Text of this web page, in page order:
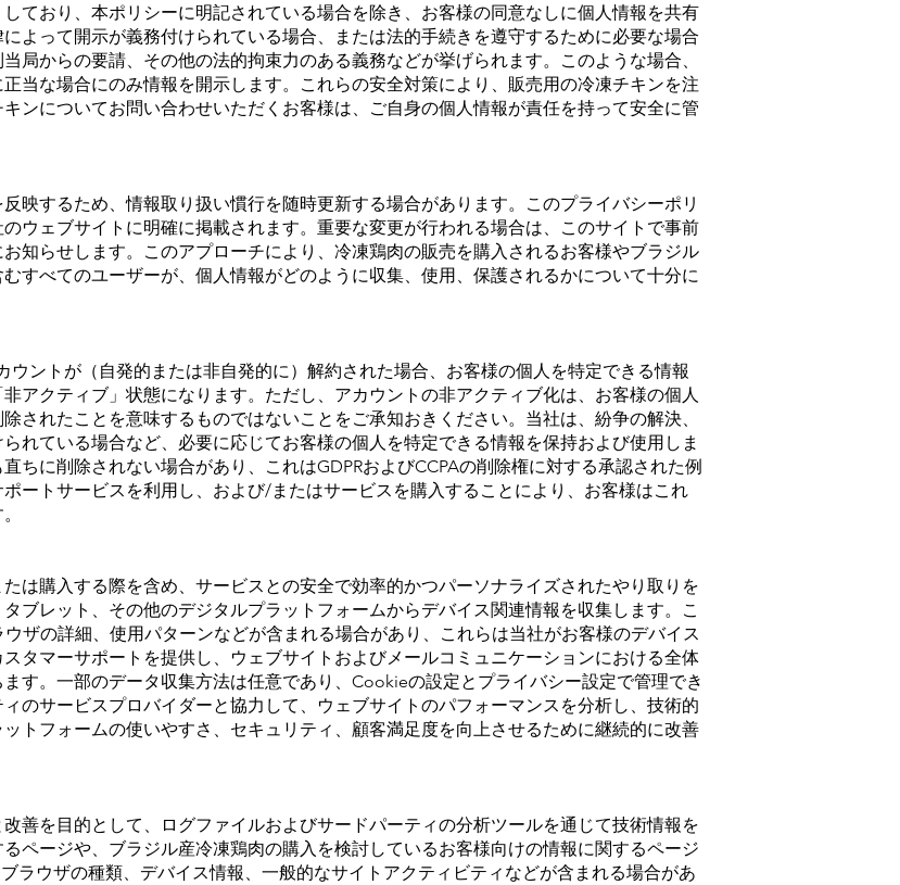
ており、本ポリシーに明記されている場合を除き、お客様の同意なしに個人情報を共有
よって開示が義務付けられている場合、または法的手続きを遵守するために必要な場合
局からの要請、その他の法的拘束力のある義務などが挙げられます。このような場合、
当な場合にのみ情報を開示します。これらの安全対策により、販売用の冷凍チキンを注
ンについてお問い合わせいただくお客様は、ご自身の個人情報が責任を持って安全に管
映するため、情報取り扱い慣行を随時更新する場合があります。このプライバシーポリ
ウェブサイトに明確に掲載されます。重要な変更が行われる場合は、このサイトで事前
知らせします。このアプローチにより、冷凍鶏肉の販売を購入されるお客様やブラジル
すべてのユーザーが、個人情報がどのように収集、使用、保護されるかについて十分に
ウントが（自発的または非自発的に）解約された場合、お客様の個人を特定できる情報
アクティブ」状態になります。ただし、アカウントの非アクティブ化は、お客様の個人
されたことを意味するものではないことをご承知おきください。当社は、紛争の解決、
れている場合など、必要に応じてお客様の個人を特定できる情報を保持および使用しま
ちに削除されない場合があり、これはGDPRおよびCCPAの削除権に対する承認された例
ートサービスを利用し、および/またはサービスを購入することにより、お客様はこれ
は購入する際を含め、サービスとの安全で効率的かつパーソナライズされたやり取りを
ブレット、その他のデジタルプラットフォームからデバイス関連情報を収集します。こ
ザの詳細、使用パターンなどが含まれる場合があり、これらは当社がお客様のデバイス
タマーサポートを提供し、ウェブサイトおよびメールコミュニケーションにおける全体
す。一部のデータ収集方法は任意であり、Cookieの設定とプライバシー設定で管理でき
のサービスプロバイダーと協力して、ウェブサイトのパフォーマンスを分析し、技術的
トフォームの使いやすさ、セキュリティ、顧客満足度を向上させるために継続的に改善
善を目的として、ログファイルおよびサードパーティの分析ツールを通じて技術情報を
ページや、ブラジル産冷凍鶏肉の購入を検討しているお客様向けの情報に関するページ
ラウザの種類、デバイス情報、一般的なサイトアクティビティなどが含まれる場合があ